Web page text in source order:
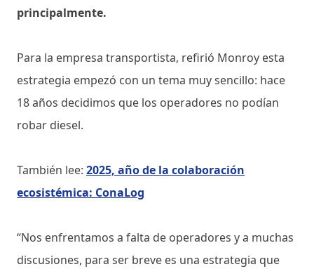
principalmente.
Para la empresa transportista, refirió Monroy esta
estrategia empezó con un tema muy sencillo: hace
18 años decidimos que los operadores no podían
robar diesel.
También lee: 2025, año de la colaboración
ecosistémica: ConaLog
“Nos enfrentamos a falta de operadores y a muchas
discusiones, para ser breve es una estrategia que